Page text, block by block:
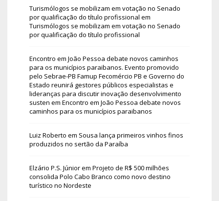
Turismólogos se mobilizam em votação no Senado
por qualificação do título profissional em
Turismólogos se mobilizam em votação no Senado
por qualificação do título profissional
Encontro em João Pessoa debate novos caminhos
para os municípios paraibanos. Evento promovido
pelo Sebrae-PB Famup Fecomércio PB e Governo do
Estado reunirá gestores públicos especialistas e
lideranças para discutir inovação desenvolvimento
susten em Encontro em João Pessoa debate novos
caminhos para os municípios paraibanos
Luiz Roberto em Sousa lança primeiros vinhos finos
produzidos no sertão da Paraíba
Elzário P.S. Júniorem Projeto de R$ 500 milhões
consolida Polo Cabo Branco como novo destino
turístico no Nordeste